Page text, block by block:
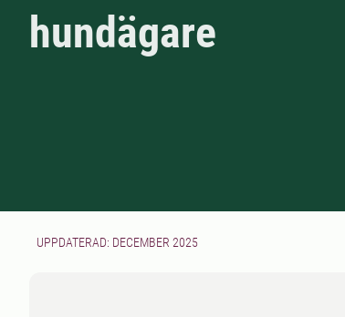
hundägare
UPPDATERAD: DECEMBER 2025